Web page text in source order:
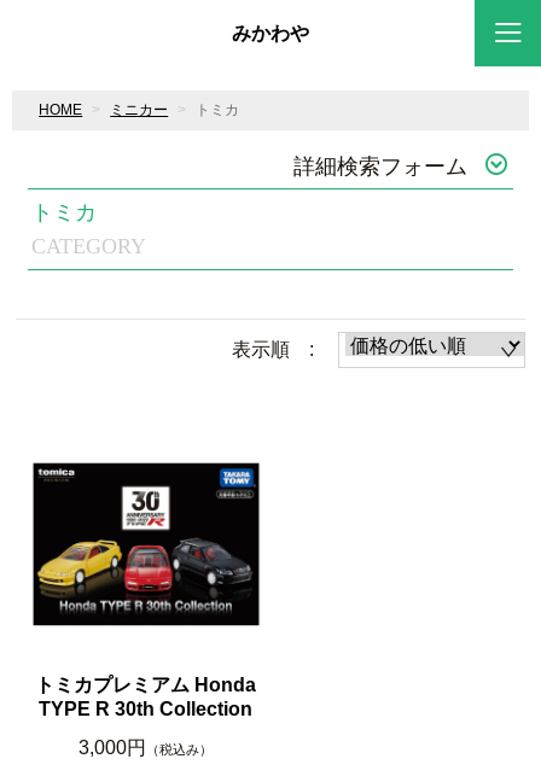
みかわや
HOME ミニカー トミカ
詳細検索フォーム
CATEGORY
トミカ
表示順 :
トミカプレミアム Honda
TYPE R 30th Collection
3,000円
（税込み）